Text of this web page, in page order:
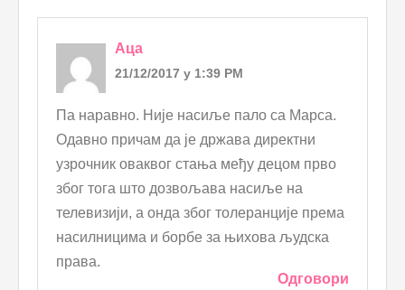
Аца
21/12/2017 у 1:39 PM
Па наравно. Није насиље пало са Марса.
Одавно причам да је држава директни
узрочник оваквог стања међу децом прво
због тога што дозвољава насиље на
телевизији, а онда због толеранције према
насилницима и борбе за њихова људска
права.
Одговори